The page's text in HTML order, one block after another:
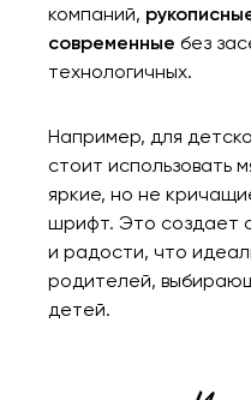
компаний,
современные без
технологичных.
Например, для
стоит использовать
яркие, но не
шрифт. Это создает
и радости, что
родителей,
детей.